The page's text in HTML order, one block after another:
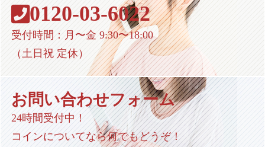
0120-03-6022
受付時間：月〜金 9:30〜18:00
（土日祝 定休）
お問い合わせフォーム
24時間受付中！
コインについてなら何でもどうぞ！